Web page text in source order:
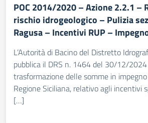
POC 2014/2020 – Azione 2.2.1 –
rischio idrogeologico – Pulizia
Ragusa – Incentivi RUP –
L’Autorità di Bacino del Distretto
pubblica il DRS n. 1464 del 30/12/
trasformazione delle somme in
Regione Siciliana, relativo agli incentivi
[…]